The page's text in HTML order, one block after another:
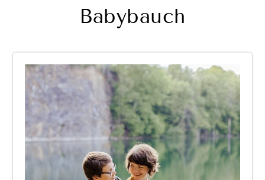
Babybauch